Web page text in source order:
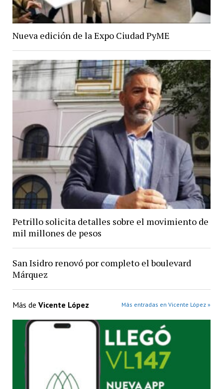
Nueva edición de la Expo Ciudad PyME
Petrillo solicita detalles sobre el movimiento de
mil millones de pesos
San Isidro renovó por completo el boulevard
Márquez
Más de Vicente López Más entradas en Vicente López »